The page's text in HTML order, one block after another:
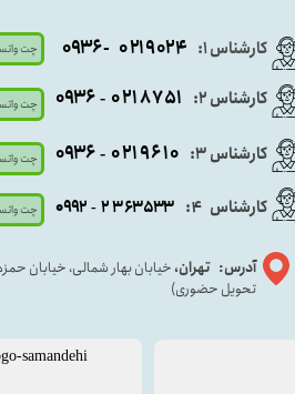
کارشناس ۱: ۰۲۱۹۰۲۴ - ۰۹۳۶
آدرس: تهران، خیابان بهار شمالی، خیابان
تحویل حضوری)
کارشناس ۳: ۰۲۱۹۶۱۰ -۰۹۳۶
کارشناس ۲: ۰۲۱۸۷۵۱ - ۰۹۳۶
کارشناس 4
: ۲۳۶۳۵۳۳ - ۰۹۹۲
چت
چت
چت
چت